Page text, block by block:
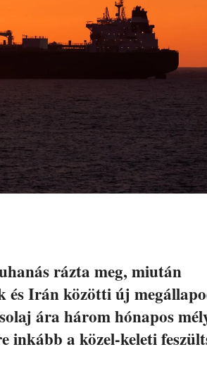
rázta meg, miután
és Irán közötti új
ára három hónapos
inkább a közel-keleti